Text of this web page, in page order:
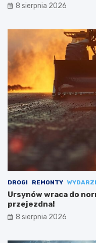
8 sierpnia 2026
DROGI REMONTY
Ursynów wraca do
przejezdna!
8 sierpnia 2026